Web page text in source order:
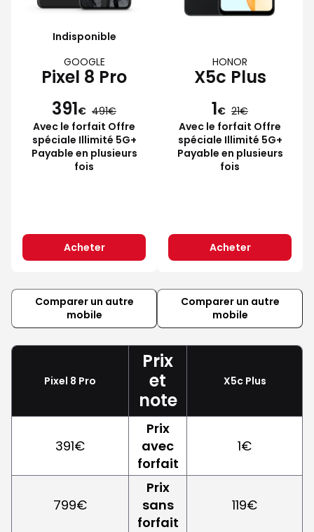
Indisponible
GOOGLE
Pixel 8 Pro
391€ 491
Avec le forfait Offre
spéciale Illimité 5G+
Payable en plusieurs
fois
Acheter
HONOR
X5c Plus
1€ 21
Avec le forfait Offre
spéciale Illimité 5G+
Payable en plusieurs
fois
Acheter
Comparer un autre
mobile
Comparer un autre
mobile
Pixel 8 Pro
Prix
et
note
X5c Plus
391€
Prix
avec
forfait
1€
799€
Prix
sans
forfait
119€